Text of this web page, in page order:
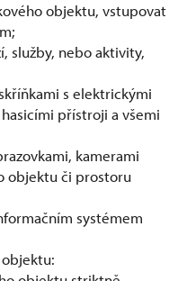
objektu, vstupovat
služby, nebo aktivity,
s elektrickými
přístroji a všemi
kamerami
objektu či prostoru
systémem